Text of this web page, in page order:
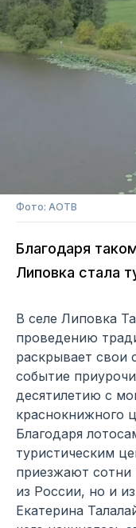
Фото: АОТВ
Благодаря
Липовка стала
В селе Липовка
проведению
раскрывает свои
событие
десятилетию с
краснокнижного
Благодаря
туристическим
приезжают сотни
из России, но и
Екатерина